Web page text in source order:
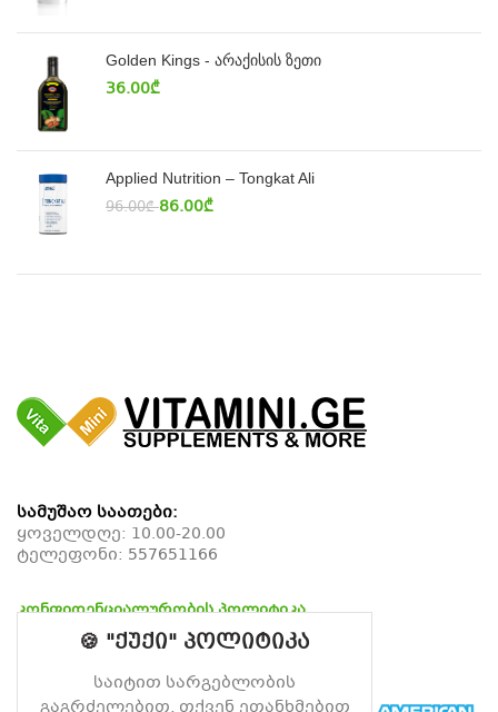
Golden Kings - არაქისის ზეთი
36.00₾
Applied Nutrition – Tongkat Ali
96.00₾ 86.00₾
სამუშაო საათები:
ყოველდღე: 10.00-20.00
ტელეფონი: 557651166
კონფიდენციალურობის პოლიტიკა
დაბრუნების პოლიტიკა
მიწოდების პოლიტიკა
🍪 "ქუქი" პოლიტიკა
საიტით სარგებლობის